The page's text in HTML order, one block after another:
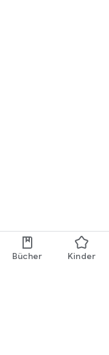
Bücher Kinder